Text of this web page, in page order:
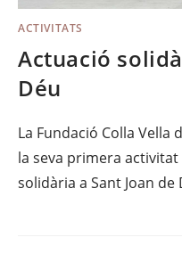
ACTIVITATS
Actuació
Déu
La Fundació Colla Vella
la seva primera
solidària a Sant Joan de